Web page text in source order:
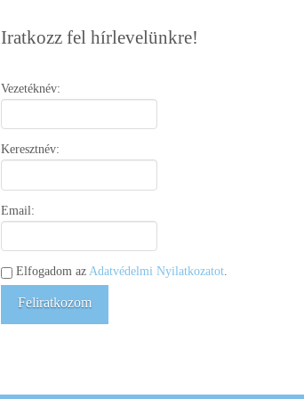
Iratkozz fel hírlevelünkre!
Vezetéknév:
Keresztnév:
Email:
Elfogadom azAdatvédelmi Nyilatkozatot.
Feliratkozom